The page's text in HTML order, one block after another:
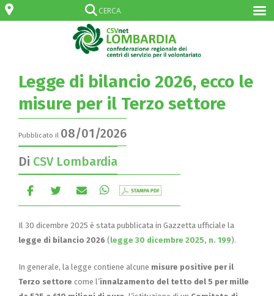
Legge di bilancio 2026, ecco le
misure per il Terzo settore
Pubblicato il 08/01/2026
Di CSV Lombardia
Il 30 dicembre 2025 è stata pubblicata in Gazzetta ufficiale la
legge di bilancio 2026 (legge 30 dicembre 2025, n. 199).
In generale, la legge contiene alcune misure positive per il
Terzo settore come l’innalzamento del tetto del 5 per mille